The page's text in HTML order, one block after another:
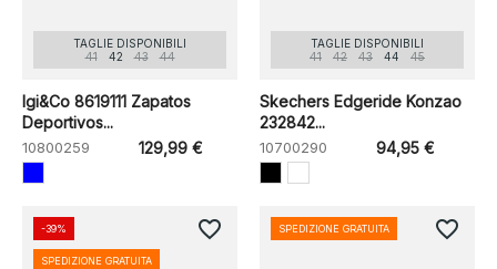
TAGLIE DISPONIBILI
41
42 43 44
Igi&Co 8619111 Zapatos
Deportivos...
10800259 129,99 €
TAGLIE DISPONIBILI
41
42 43 44 45
Skechers Edgeride Konzao
232842...
10700290 94,95 €
-39%
SPEDIZIONE GRATUITA
favorite_border SPEDIZIONE GRATUITA favorite_border